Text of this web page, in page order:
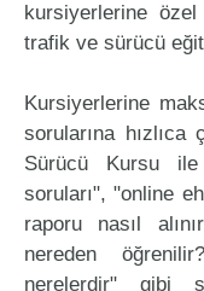
kursiyerlerine
trafik ve sürücü
Kursiyerlerine
sorularına
Sürücü Kursu
soruları", "online
raporu nasıl
nereden
nerelerdir" gibi